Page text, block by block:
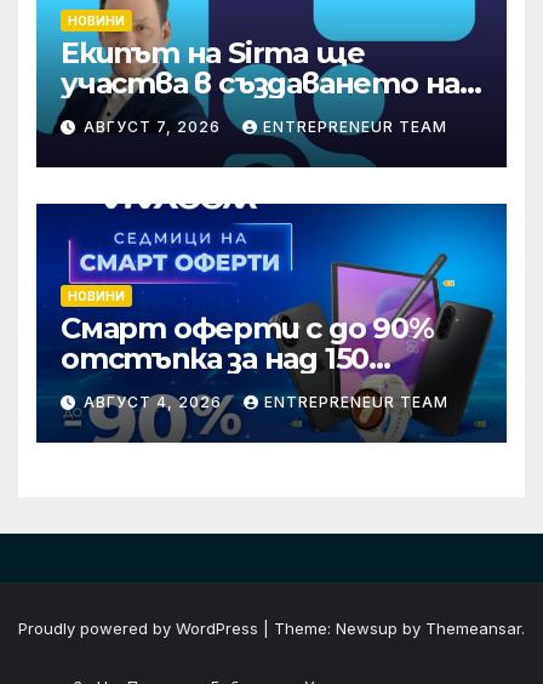
НОВИНИ
Екипът на Sirma ще
участва в създаването на
международните
стандарти за навлизане на
изкуствен интелект в
хотелиерството
АВГУСТ 7, 2026 ENTREPRENEUR TEAM
НОВИНИ
Смарт оферти с до 90%
отстъпка за над 150
устройства от Vivacom
през август
АВГУСТ 4, 2026 ENTREPRENEUR TEAM
Proudly powered by WordPress Theme: Newsup by Themeansar.